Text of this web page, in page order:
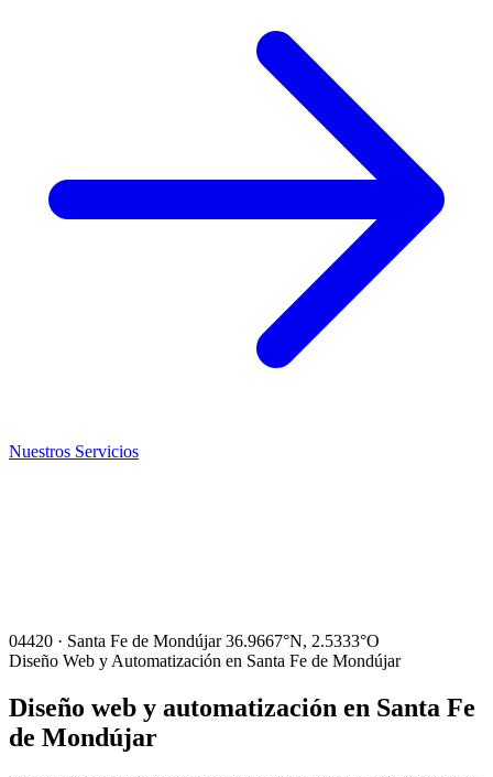
Nuestros Servicios
04420 · Santa Fe de Mondújar 36.9667°N, 2.5333°O
Diseño Web y Automatización en Santa Fe de Mondújar
Diseño web y automatización en Santa Fe
de Mondújar